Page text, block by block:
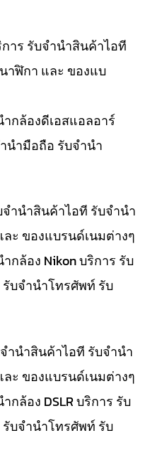
าร รับจำนำสินค้าไอที
าฬิกา และ ของแบ
กล้องดีเอสแอลอาร์
นำมือถือ รับจำนำ
ำนำสินค้าไอที รับจำนำ
ะ ของแบรนด์เนมต่างๆ
กล้อง Nikon บริการ รับ
บจำนำโทรศัพท์ รับ
ำนำสินค้าไอที รับจำนำ
ะ ของแบรนด์เนมต่างๆ
ล้อง DSLR บริการ รับ
บจำนำโทรศัพท์ รับ